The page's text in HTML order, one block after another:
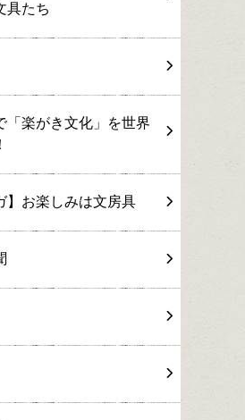
具たち
「楽がき文化」を世界
】お楽しみは文房具